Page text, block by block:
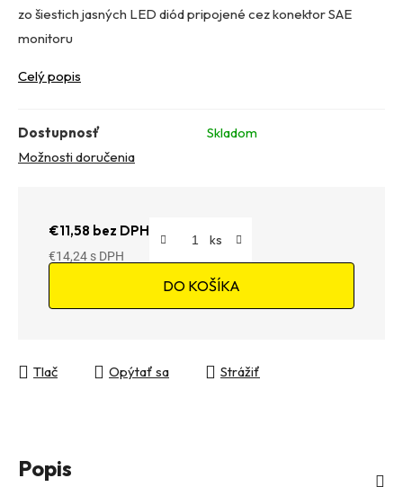
zo šiestich jasných LED diód pripojené cez konektor SAE
monitoru
Celý popis
Dostupnosť
Skladom
Možnosti doručenia
€11,58 bez DPH
€14,24
DO KOŠÍKA
Tlač Opýtať sa Strážiť
Popis